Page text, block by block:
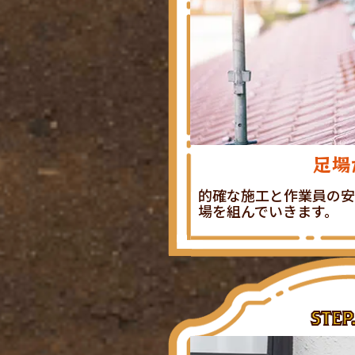
足
的確な施工と作業員の
場を組んでいきます。